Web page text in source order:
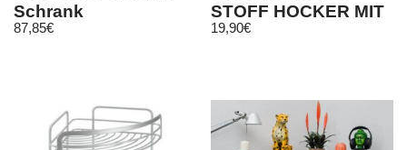
Schrank
Wandgarderobe
87,85€
STOFF HOCKER MIT
Ornamenten
19,90€